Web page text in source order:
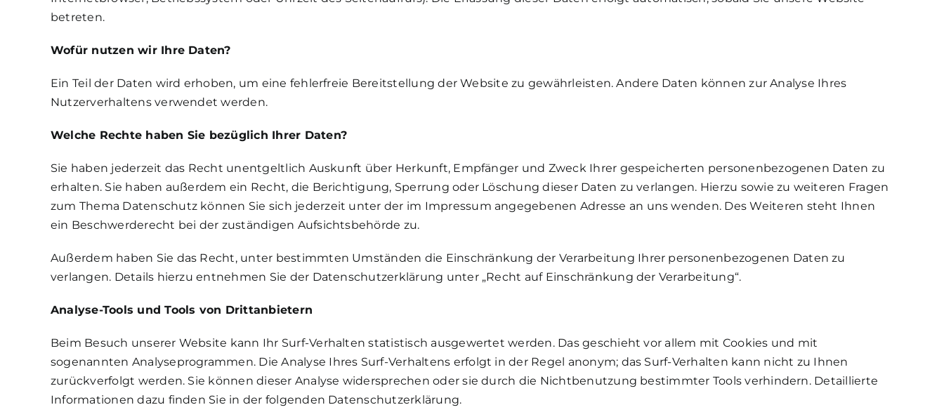
betreten.
Wofür nutzen wir Ihre Daten?
Ein Teil der Daten wird erhoben, um eine fehlerfreie Bereitstellung der Website zu gewährleisten. Andere Daten können zur Analyse Ihres
Nutzerverhaltens verwendet werden.
Welche Rechte haben Sie bezüglich Ihrer Daten?
Sie haben jederzeit das Recht unentgeltlich Auskunft über Herkunft, Empfänger und Zweck Ihrer gespeicherten personenbezogenen Daten zu
erhalten. Sie haben außerdem ein Recht, die Berichtigung, Sperrung oder Löschung dieser Daten zu verlangen. Hierzu sowie zu weiteren Fragen
zum Thema Datenschutz können Sie sich jederzeit unter der im Impressum angegebenen Adresse an uns wenden. Des Weiteren steht Ihnen
ein Beschwerderecht bei der zuständigen Aufsichtsbehörde zu.
Außerdem haben Sie das Recht, unter bestimmten Umständen die Einschränkung der Verarbeitung Ihrer personenbezogenen Daten zu
verlangen. Details hierzu entnehmen Sie der Datenschutzerklärung unter „Recht auf Einschränkung der Verarbeitung“.
Analyse-Tools und Tools von Drittanbietern
Beim Besuch unserer Website kann Ihr Surf-Verhalten statistisch ausgewertet werden. Das geschieht vor allem mit Cookies und mit
sogenannten Analyseprogrammen. Die Analyse Ihres Surf-Verhaltens erfolgt in der Regel anonym; das Surf-Verhalten kann nicht zu Ihnen
zurückverfolgt werden. Sie können dieser Analyse widersprechen oder sie durch die Nichtbenutzung bestimmter Tools verhindern. Detaillierte
Informationen dazu finden Sie in der folgenden Datenschutzerklärung.